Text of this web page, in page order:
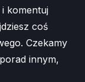
i komentuj
coś
Czekamy
innym,